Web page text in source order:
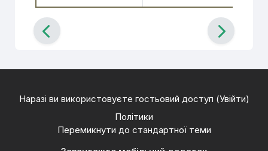
Наразі ви використовуєте гостьовий доступ (Увійти)
Політики
Перемикнути до стандартної теми